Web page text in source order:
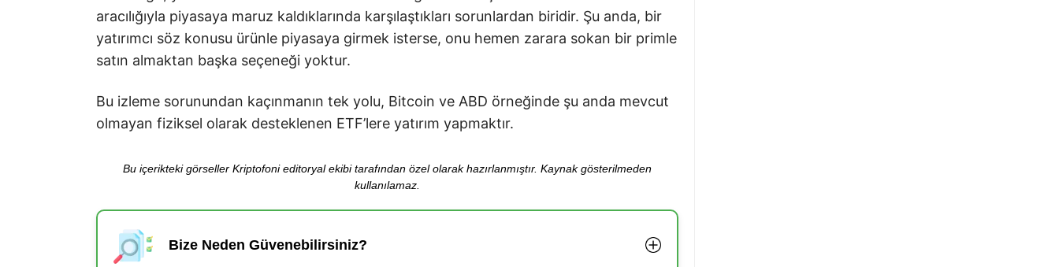
aracılığıyla piyasaya maruz kaldıklarında karşılaştıkları sorunlardan biridir. Şu anda, bir
yatırımcı söz konusu ürünle piyasaya girmek isterse, onu hemen zarara sokan bir primle
satın almaktan başka seçeneği yoktur.
Bu izleme sorunundan kaçınmanın tek yolu, Bitcoin ve ABD örneğinde şu anda mevcut
olmayan fiziksel olarak desteklenen ETF’lere yatırım yapmaktır.
Bu içerikteki görseller Kriptofoni editoryal ekibi tarafından özel olarak hazırlanmıştır. Kaynak gösterilmeden
kullanılamaz.
Bize Neden Güvenebilirsiniz?